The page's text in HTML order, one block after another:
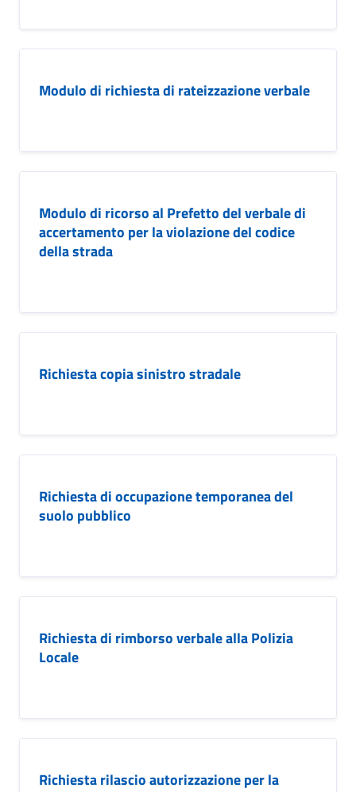
Modulo di richiesta di rateizzazione verbale
Modulo di ricorso al Prefetto del verbale di
accertamento per la violazione del codice
della strada
Richiesta copia sinistro stradale
Richiesta di occupazione temporanea del
suolo pubblico
Richiesta di rimborso verbale alla Polizia
Locale
Richiesta rilascio autorizzazione per la